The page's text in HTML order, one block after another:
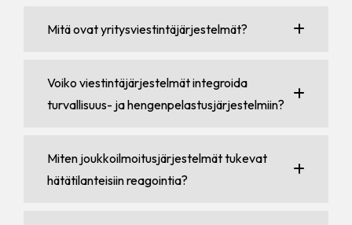
Mitä ovat yritysviestintäjärjestelmät?
Voiko viestintäjärjestelmät integroida
turvallisuus- ja hengenpelastusjärjestelmiin?
Miten joukkoilmoitusjärjestelmät tukevat
hätätilanteisiin reagointia?